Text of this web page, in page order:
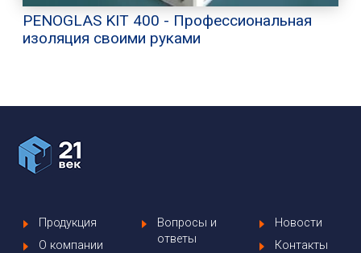
PENOGLAS KIT 400 - Профессиональная
изоляция своими руками
Продукция
О компании
Вопросы и
ответы
Новости
Контакты